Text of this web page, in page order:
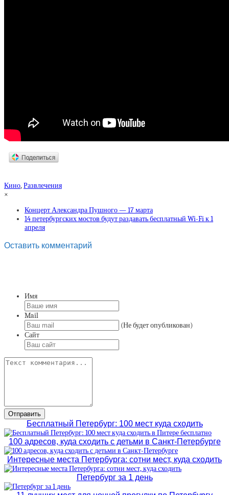
Кино,Развлечения
×
Концерт Александра Пушного — 17 марта
14 петербургских мостов будут раздавать бесплатный Wi-Fi к 1
апреля
Оставить комментарий
Имя
Mail
(Не будет опубликован)
Сайт
Бесплатный Петербург: 100 мест куда сходить
100 адресов, куда сходить с детьми в Санкт-Петербурге
Интересные места Петербурга: сотни мест, куда сходить
Петербург за 1 день